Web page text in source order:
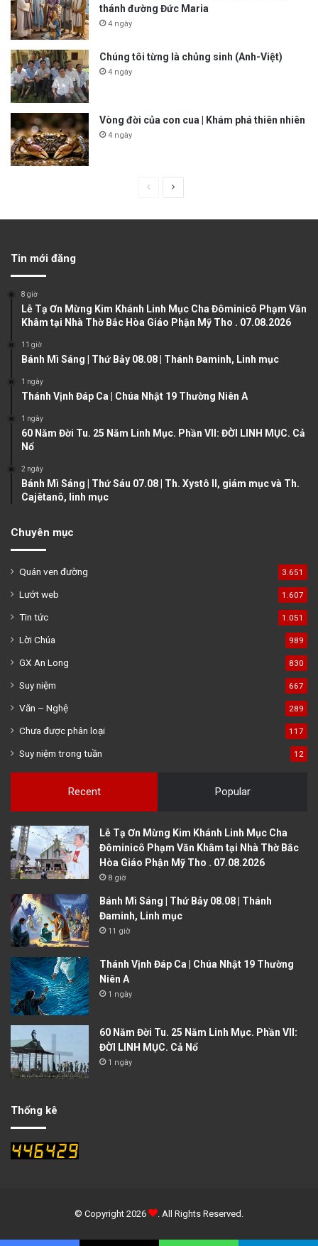
thánh đường Đức Maria
4 ngày
Chúng tôi từng là chủng sinh (Anh-Việt)
4 ngày
Vòng đời của con cua | Khám phá thiên nhiên
4 ngày
u
s
g
e
Tin mới đăng
8 giờ
Lễ Tạ Ơn Mừng Kim Khánh Linh Mục Cha Đôminicô Phạm Văn
Khâm tại Nhà Thờ Bắc Hòa Giáo Phận Mỹ Tho . 07.08.2026
11 giờ
Bánh Mì Sáng | Thứ Bảy 08.08 | Thánh Đaminh, Linh mục
1 ngày
Thánh Vịnh Đáp Ca | Chúa Nhật 19 Thường Niên A
1 ngày
60 Năm Đời Tu. 25 Năm Linh Mục. Phần VII: ĐỜI LINH MỤC. Cả
Nổ
2 ngày
Bánh Mì Sáng | Thứ Sáu 07.08 | Th. Xystô II, giám mục và Th.
Cajêtanô, linh mục
Chuyên mục
Quán ven đường 3.651
Lướt web 1.607
Tin tức 1.051
Lời Chúa 989
GX An Long 830
Suy niệm 667
Văn – Nghệ 289
Chưa được phân loại 117
Suy niệm trong tuần 12
Recent Popular
Lễ Tạ Ơn Mừng Kim Khánh Linh Mục Cha
Đôminicô Phạm Văn Khâm tại Nhà Thờ Bắc
Hòa Giáo Phận Mỹ Tho . 07.08.2026
8 giờ
Bánh Mì Sáng | Thứ Bảy 08.08 | Thánh
Đaminh, Linh mục
11 giờ
Thánh Vịnh Đáp Ca | Chúa Nhật 19 Thường
Niên A
1 ngày
60 Năm Đời Tu. 25 Năm Linh Mục. Phần VII:
ĐỜI LINH MỤC. Cả Nổ
1 ngày
Thống kê
© Copyright 2026 . All Rights Reserved.